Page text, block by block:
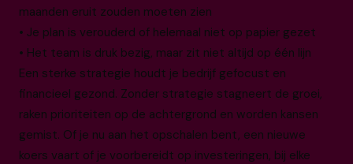
maanden eruit zouden moeten zien
• Je plan is verouderd of helemaal niet op papier gezet
• Het team is druk bezig, maar zit niet altijd op één lijn
Een sterke strategie houdt je bedrijf gefocust en
financieel gezond. Zonder strategie stagneert de groei,
raken prioriteiten op de achtergrond en worden kansen
gemist. Of je nu aan het opschalen bent, een nieuwe
koers vaart of je voorbereidt op investeringen, bij elke